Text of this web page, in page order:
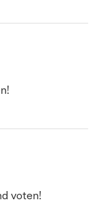
voten!